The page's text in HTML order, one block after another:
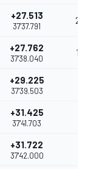
+27.513
37'37.791
2
+27.762
37'38.040
1
+29.225
37'39.503
+31.425
37'41.703
+31.722
37'42.000